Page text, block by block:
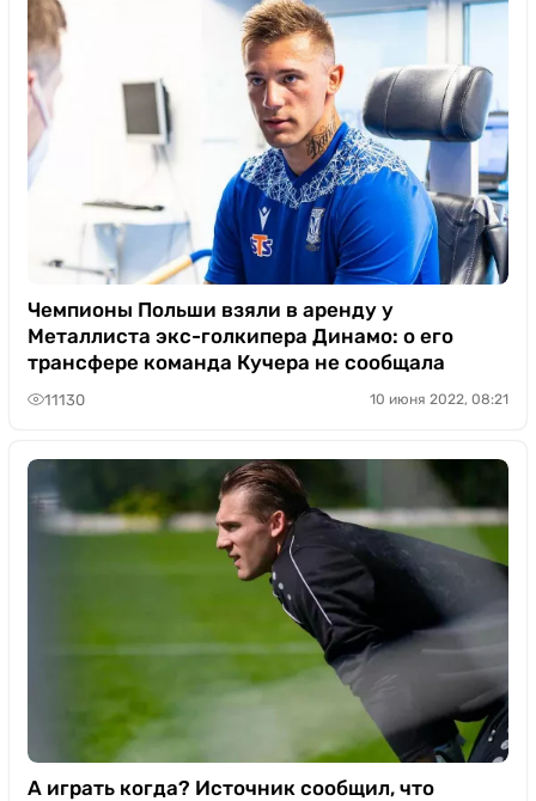
Чемпионы Польши взяли в аренду у
Металлиста экс-голкипера Динамо: о его
трансфере команда Кучера не сообщала
11130 10 июня 2022, 08:21
А играть когда? Источник сообщил, что